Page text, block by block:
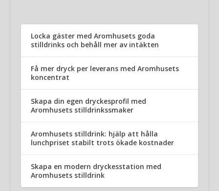
Locka gäster med Aromhusets goda
stilldrinks och behåll mer av intäkten
Få mer dryck per leverans med Aromhusets
koncentrat
Skapa din egen dryckesprofil med
Aromhusets stilldrinkssmaker
Aromhusets stilldrink: hjälp att hålla
lunchpriset stabilt trots ökade kostnader
Skapa en modern dryckesstation med
Aromhusets stilldrink